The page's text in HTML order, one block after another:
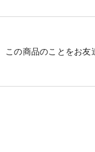
しかしこの『洲錦』
この商品のことをお